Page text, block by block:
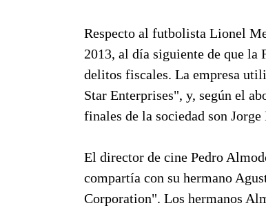
Respecto al futbolista Lionel
2013, al día siguiente de que la
delitos fiscales. La empresa
Star Enterprises", y, según el
finales de la sociedad son
El director de cine Pedro
compartía con su hermano
Corporation". Los hermanos